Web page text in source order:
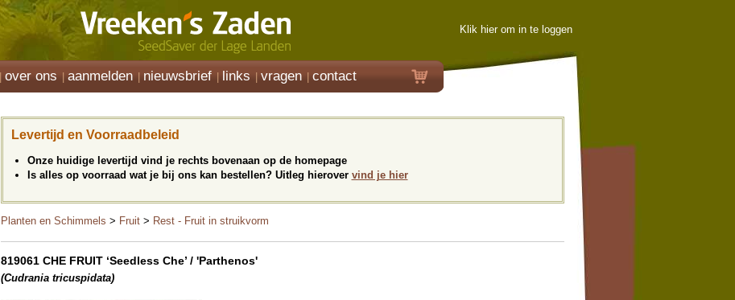
Klik hier om in te loggen
over ons aanmelden nieuwsbrief links vragen contact
Levertijd en Voorraadbeleid
Onze huidige levertijd vind je rechts bovenaan op de homepage
Is alles op voorraad wat je bij ons kan bestellen? Uitleg hierover vind je hier
Planten en Schimmels > Fruit > Rest - Fruit in struikvorm
819061 CHE FRUIT ‘Seedless Che’ / 'Parthenos'
(Cudrania tricuspidata)